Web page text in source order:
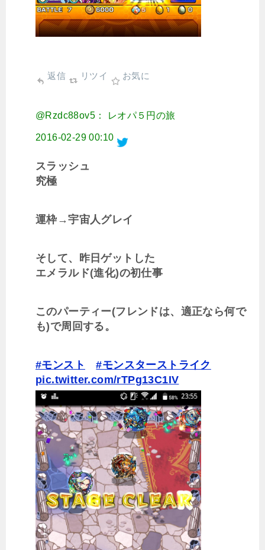
返信 リツイ お気に
@Rzdc88ov5： レオパ５円の旅
2016-02-29 00:10
スラッシュ
究極
運枠→宇宙人グレイ
そして、昨日ゲットした
エメラルド(進化)の初仕事
このパーティー(フレンドは、適正なら何で
も)で周回する。
#モンスト
#モンスターストライク
pic.twitter.com/rTPg13C1IV